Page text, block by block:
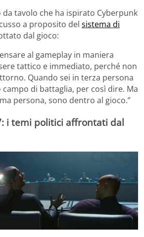
da tavolo che ha ispirato Cyberpunk
a proposito del sistema di
dal gioco:
al gameplay in maniera
tattico e immediato, perché non
Quando sei in terza persona
campo di battaglia, per così dire. Ma
persona, sono dentro al gioco.”
i temi politici affrontati dal